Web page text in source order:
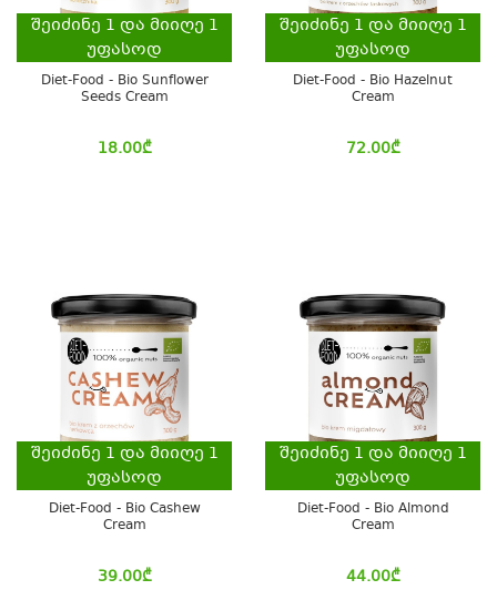
შეიძინე 1 და მიიღე 1
უფასოდ
Diet-Food - Bio Sunflower
Seeds Cream
18.00₾
შეიძინე 1 და მიიღე 1
უფასოდ
Diet-Food - Bio Hazelnut
Cream
72.00₾
შეიძინე 1 და მიიღე 1
უფასოდ
Diet-Food - Bio Cashew
Cream
39.00₾
შეიძინე 1 და მიიღე 1
უფასოდ
Diet-Food - Bio Almond
Cream
44.00₾